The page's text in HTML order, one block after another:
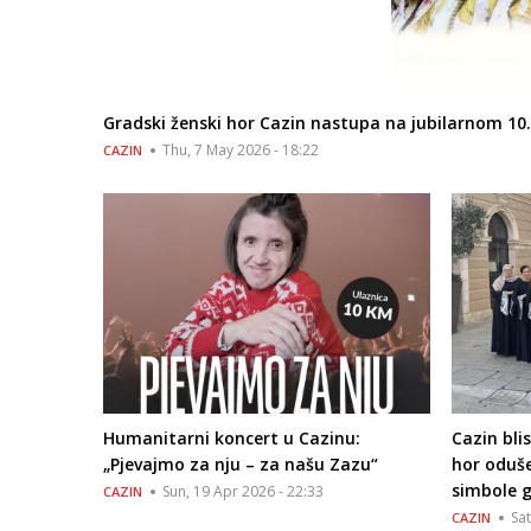
Gradski ženski hor Cazin nastupa na jubilarnom
CAZIN Thu, 7 May 2026 - 18:22
Humanitarni koncert u Cazinu:
„Pjevajmo za nju – za našu Zazu“
CAZIN Sun, 19 Apr 2026 - 22:33
Cazin
hor
simbole
CAZIN